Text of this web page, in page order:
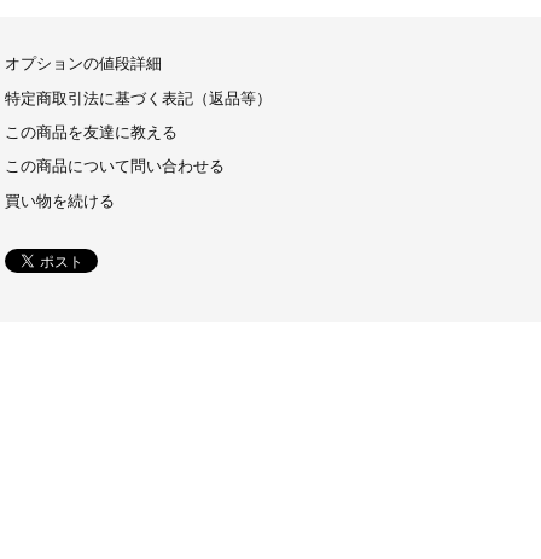
オプションの値段詳細
特定商取引法に基づく表記（返品等）
この商品を友達に教える
この商品について問い合わせる
買い物を続ける